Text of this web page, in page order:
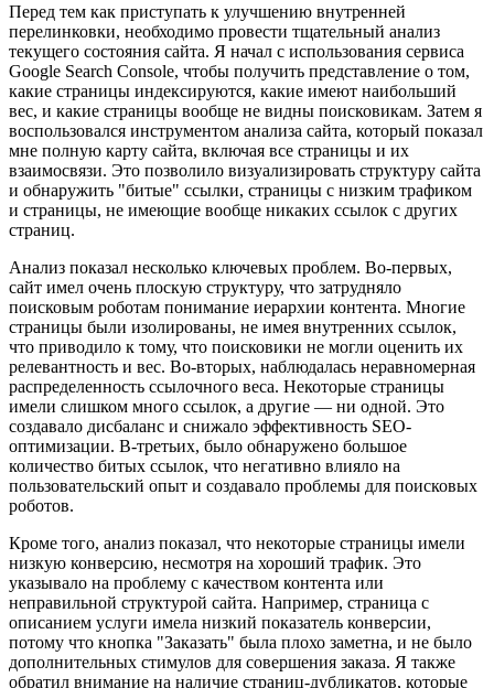
Перед тем как приступать к улучшению внутренней
перелинковки, необходимо провести тщательный анализ
текущего состояния сайта. Я начал с использования сервиса
Google Search Console, чтобы получить представление о том,
какие страницы индексируются, какие имеют наибольший
вес, и какие страницы вообще не видны поисковикам. Затем я
воспользовался инструментом анализа сайта, который показал
мне полную карту сайта, включая все страницы и их
взаимосвязи. Это позволило визуализировать структуру сайта
и обнаружить "битые" ссылки, страницы с низким трафиком
и страницы, не имеющие вообще никаких ссылок с других
страниц.
Анализ показал несколько ключевых проблем. Во-первых,
сайт имел очень плоскую структуру, что затрудняло
поисковым роботам понимание иерархии контента. Многие
страницы были изолированы, не имея внутренних ссылок,
что приводило к тому, что поисковики не могли оценить их
релевантность и вес. Во-вторых, наблюдалась неравномерная
распределенность ссылочного веса. Некоторые страницы
имели слишком много ссылок, а другие — ни одной. Это
создавало дисбаланс и снижало эффективность SEO-
оптимизации. В-третьих, было обнаружено большое
количество битых ссылок, что негативно влияло на
пользовательский опыт и создавало проблемы для поисковых
роботов.
Кроме того, анализ показал, что некоторые страницы имели
низкую конверсию, несмотря на хороший трафик. Это
указывало на проблему с качеством контента или
неправильной структурой сайта. Например, страница с
описанием услуги имела низкий показатель конверсии,
потому что кнопка "Заказать" была плохо заметна, и не было
дополнительных стимулов для совершения заказа. Я также
обратил внимание на наличие страниц-дубликатов, которые